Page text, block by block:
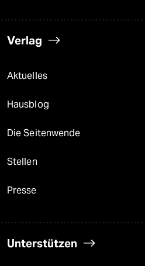
Verlag
Aktuelles
Hausblog
Die Seitenwende
Stellen
Presse
Unterstützen